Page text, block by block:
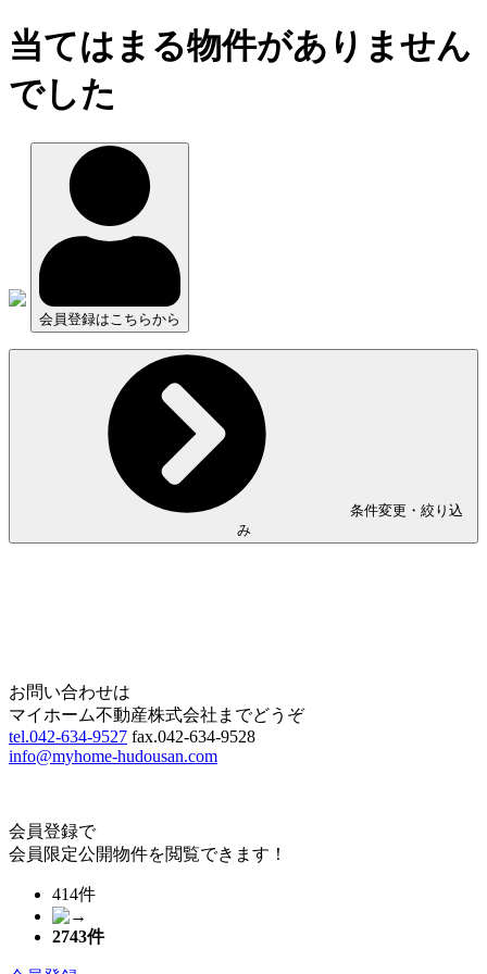
当てはまる物件がありません
でした
会員登録はこちらから
条件変更・絞り込
み
お問い合わせは
マイホーム不動産株式会社までどうぞ
tel.042-634-9527 fax.042-634-9528
info@myhome-hudousan.com
会員登録で
会員限定公開物件を閲覧できます！
414件
2743件